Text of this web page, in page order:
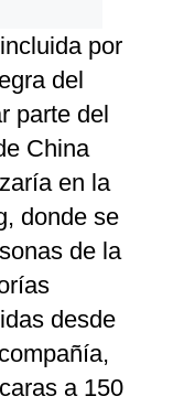
por
del
parte del
China
en la
donde se
de la
desde
a 150